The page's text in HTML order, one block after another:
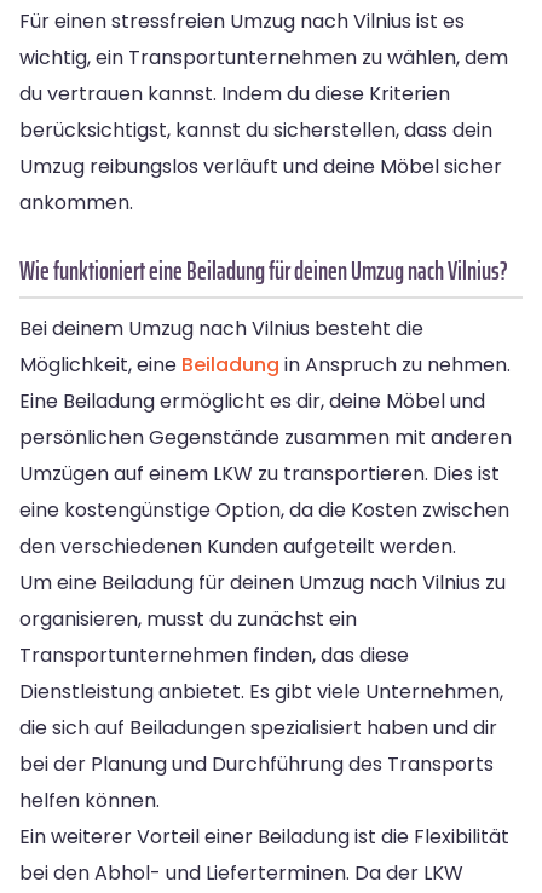
Für einen stressfreien Umzug nach Vilnius ist es
wichtig, ein Transportunternehmen zu wählen, dem
du vertrauen kannst. Indem du diese Kriterien
berücksichtigst, kannst du sicherstellen, dass dein
Umzug reibungslos verläuft und deine Möbel sicher
ankommen.
Wie funktioniert eine Beiladung für deinen Umzug nach Vilnius?
Bei deinem Umzug nach Vilnius besteht die
Möglichkeit, eine Beiladung in Anspruch zu nehmen.
Eine Beiladung ermöglicht es dir, deine Möbel und
persönlichen Gegenstände zusammen mit anderen
Umzügen auf einem LKW zu transportieren. Dies ist
eine kostengünstige Option, da die Kosten zwischen
den verschiedenen Kunden aufgeteilt werden.
Um eine Beiladung für deinen Umzug nach Vilnius zu
organisieren, musst du zunächst ein
Transportunternehmen finden, das diese
Dienstleistung anbietet. Es gibt viele Unternehmen,
die sich auf Beiladungen spezialisiert haben und dir
bei der Planung und Durchführung des Transports
helfen können.
Ein weiterer Vorteil einer Beiladung ist die Flexibilität
bei den Abhol- und Lieferterminen. Da der LKW